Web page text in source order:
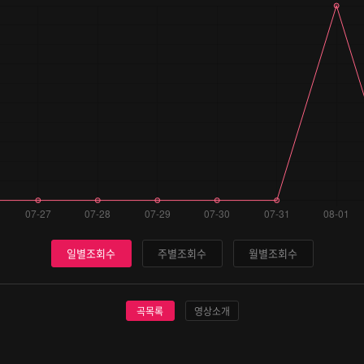
일별조회수 주별조회수 월별조회수
곡목록 영상소개